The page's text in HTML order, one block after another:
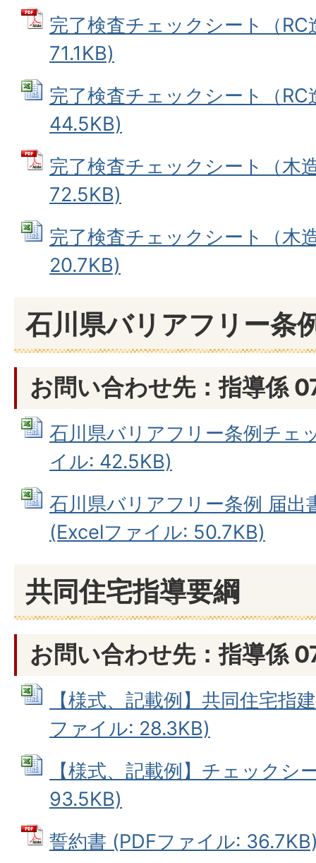
完了検査チェックシート（
71.1KB)
完了検査チェックシート（
44.5KB)
完了検査チェックシート（木
72.5KB)
完了検査チェックシート（木
20.7KB)
石川県バリアフリー条
お問い合わせ先：指導係
石川県バリアフリー条例チェ
イル: 42.5KB)
石川県バリアフリー条例 届出
(Excelファイル: 50.7KB)
共同住宅指導要綱
お問い合わせ先：指導係
【様式、記載例】共同住宅指
ファイル: 28.3KB)
【様式、記載例】チェックシ
93.5KB)
誓約書 (PDFファイル: